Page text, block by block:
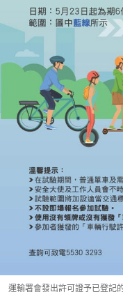
運輸署會發出許可證予已登記